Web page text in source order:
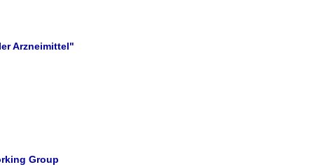
Arzneimittel"
Group